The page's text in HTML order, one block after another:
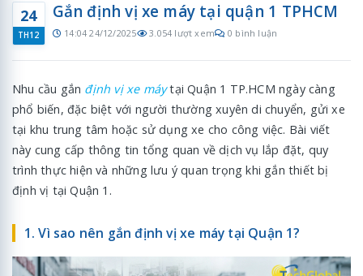
24
TH12
Gắn định vị xe máy tại quận 1 TPHCM
14:04 24/12/2025 3.054 lượt xem 0 bình luận
Nhu cầu gắn định vị xe máytại Quận 1 TP.HCM ngày càng
phổ biến, đặc biệt với người thường xuyên di chuyển, gửi xe
tại khu trung tâm hoặc sử dụng xe cho công việc. Bài viết
này cung cấp thông tin tổng quan về dịch vụ lắp đặt, quy
trình thực hiện và những lưu ý quan trọng khi gắn thiết bị
định vị tại Quận 1.
1. Vì sao nên gắn định vị xe máy tại Quận 1?